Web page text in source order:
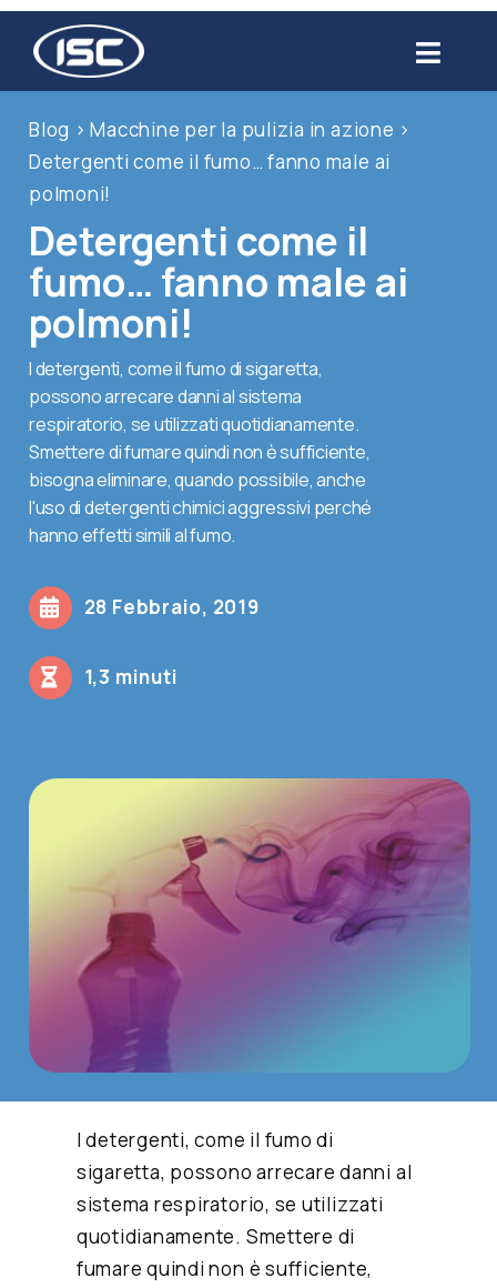
contenuto
Chi siamo
Prodotti
Settori
Servizi
Usato
Blog
Contatti
Shop
Cerca
Blog >Macchine per la pulizia in azione >
Detergenti come il fumo… fanno male ai
polmoni!
Detergenti come il
fumo… fanno male ai
polmoni!
I detergenti, come il fumo di sigaretta,
possono arrecare danni al sistema
respiratorio, se utilizzati quotidianamente.
Smettere di fumare quindi non è sufficiente,
bisogna eliminare, quando possibile, anche
l'uso di detergenti chimici aggressivi perché
hanno effetti simili al fumo.
28 Febbraio, 2019
1,3 minuti
I detergenti, come il fumo di
sigaretta, possono arrecare danni al
sistema respiratorio, se utilizzati
quotidianamente. Smettere di
fumare quindi non è sufficiente,